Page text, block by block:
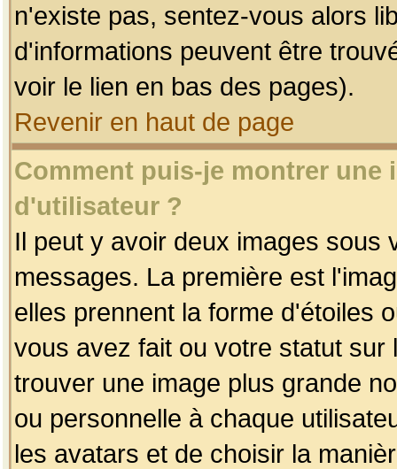
n'existe pas, sentez-vous alors
d'informations peuvent être
voir le lien en bas des pages).
Revenir en haut de page
Comment puis-je montrer une
d'utilisateur ?
Il peut y avoir deux images sous
messages. La première est
elles prennent la forme d'étoiles
vous avez fait ou votre statut
trouver une image plus grande
ou personnelle à chaque
les avatars et de choisir la